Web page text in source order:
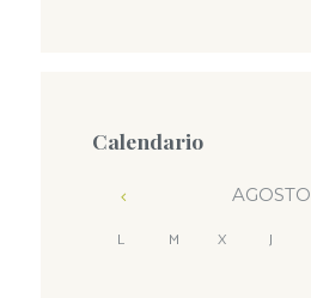
Calendario
AGOSTO
L M X J